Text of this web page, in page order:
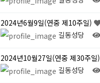
2024년6월9일(연중 제10주일)
길동성당
2024년10월27일(연중 제30주일)
길동성당